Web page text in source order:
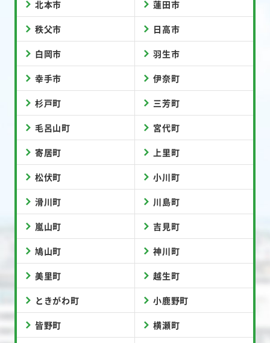
北本市 蓮田市
秩父市 日高市
白岡市 羽生市
幸手市 伊奈町
杉戸町 三芳町
毛呂山町 宮代町
寄居町 上里町
松伏町 小川町
滑川町 川島町
嵐山町 吉見町
鳩山町 神川町
美里町 越生町
ときがわ町 小鹿野町
皆野町 横瀬町